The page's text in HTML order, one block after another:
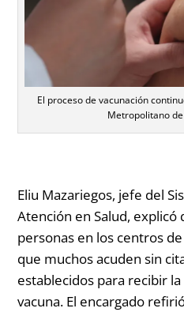
El proceso de vacunación
Metropolitano
Eliu Mazariegos, jefe del
Atención en Salud, explicó
personas en los centros
que muchos acuden sin
establecidos para recibir
vacuna. El encargado